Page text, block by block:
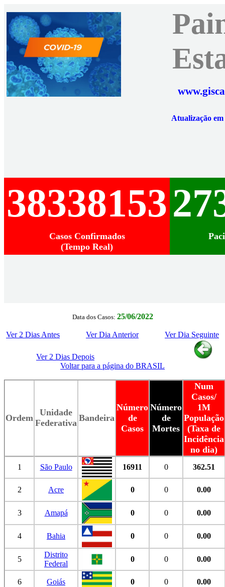
Atualização
38338153
Casos Confirmados
(Tempo Real)
Data dos Casos: 25/06/2022
Ver 2 Dias Antes Ver Dia Anterior Ver Dia Seguinte
Ver 2 Dias Depois
Voltar para a página do BRASIL
Ordem
Unidade
Federativa Bandeira
Número
de
Casos
Número
de
Mortes
Num
Casos/
1M
População
(Taxa de
Incidência
no dia)
1 São Paulo 16911 0 362.51
2 Acre 0 0 0.00
3 Amapá 0 0 0.00
4 Bahia 0 0 0.00
5
Distrito
Federal
0 0 0.00
6 Goiás 0 0 0.00